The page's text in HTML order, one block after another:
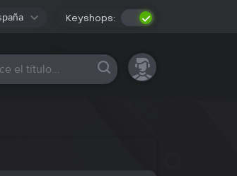
Keyshops:
plataformas